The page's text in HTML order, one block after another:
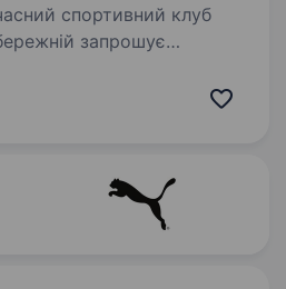
спортивний клуб
запрошує
різними